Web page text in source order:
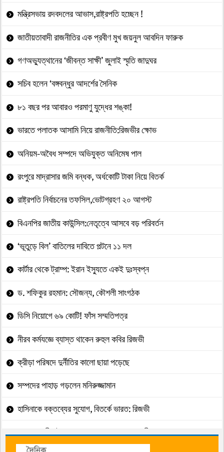
মন্ত্রিসভায় রদবদলের আভাস,রাষ্ট্রপতি হচ্ছেন !
জাতীয়তাবাদী রাজনীতির এক প্রবীণ মুখ জয়নুল আবদিন ফারুক
গণঅভ্যুত্থানের ‘জীবন্ত সাক্ষী’ জুলাই স্মৃতি জাদুঘর
সচিব হলেন ‘বঙ্গবন্ধুর আদর্শের সৈনিক
৮১ বছর পর আবারও পরমাণু যুদ্ধের শঙ্কা!
ভারতে পলাতক আসামি নিয়ে রাজনীতি:রিজভীর ক্ষোভ
অনিয়ম-অবৈধ সম্পদে অভিযুক্ত অনিমেষ পাল
রংপুরে মাদ্রাসার জমি বন্ধক, অর্ধকোটি টাকা নিয়ে বিতর্ক
রাষ্ট্রপতি নির্বাচনের তফসিল,ভোটগ্রহণ ২০ আগস্ট
বিএনপির জাতীয় কাউন্সিল:নেতৃত্বে আসবে বড় পরিবর্তন
‘ভূতুড়ে বিল’ বাতিলের দাবিতে পল্টনে ১১ দল
কার্টার থেকে ট্রাম্প: ইরান ইস্যুতে একই দুঃস্বপ্ন
ড. শফিকুর রহমান: সৌজন্য, কৌশলী সাংগঠক
ডিসি নিয়োগে ৬৯ কোটি! ফাঁস সম্মতিপত্র
নীরব কর্মযজ্ঞে ব্যাস্ত থাকেন রুহুল কবির রিজভী
ক্রীড়া পরিষদে দুর্নীতির কালো ছায়া পড়েছে
সম্পদের পাহাড় গড়লেন মনিরুজ্জামান
হাসিনাকে বক্তব্যের সুযোগ, বিতর্কে ভারত: রিজভী
অপ্রয়োজনীয় ইস্যু এড়ানোর আহ্বান প্রধানমন্ত্রীর